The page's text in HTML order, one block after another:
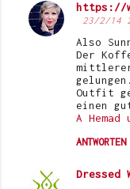
https://
23/2/14
Also
Der
Outfit
einen
A Hemad
ANTWORTEN
Dressed